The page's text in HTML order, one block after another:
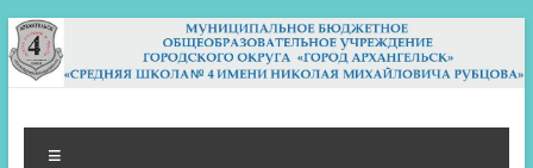
Перейти
к
содержимому
МБОУ СШ 4
Архангельск